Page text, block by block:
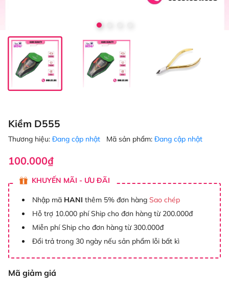
Kiềm D555
Thương hiệu: Đang cập nhật Mã sản phẩm: Đang cập nhật
100.000₫
KHUYẾN MÃI - ƯU ĐÃI
Nhập mã HANI thêm 5% đơn hàng Sao chép
Hỗ trợ 10.000 phí Ship cho đơn hàng từ 200.000đ
Miễn phí Ship cho đơn hàng từ 300.000đ
Đổi trả trong 30 ngày nếu sản phẩm lỗi bất kì
Mã giảm giá